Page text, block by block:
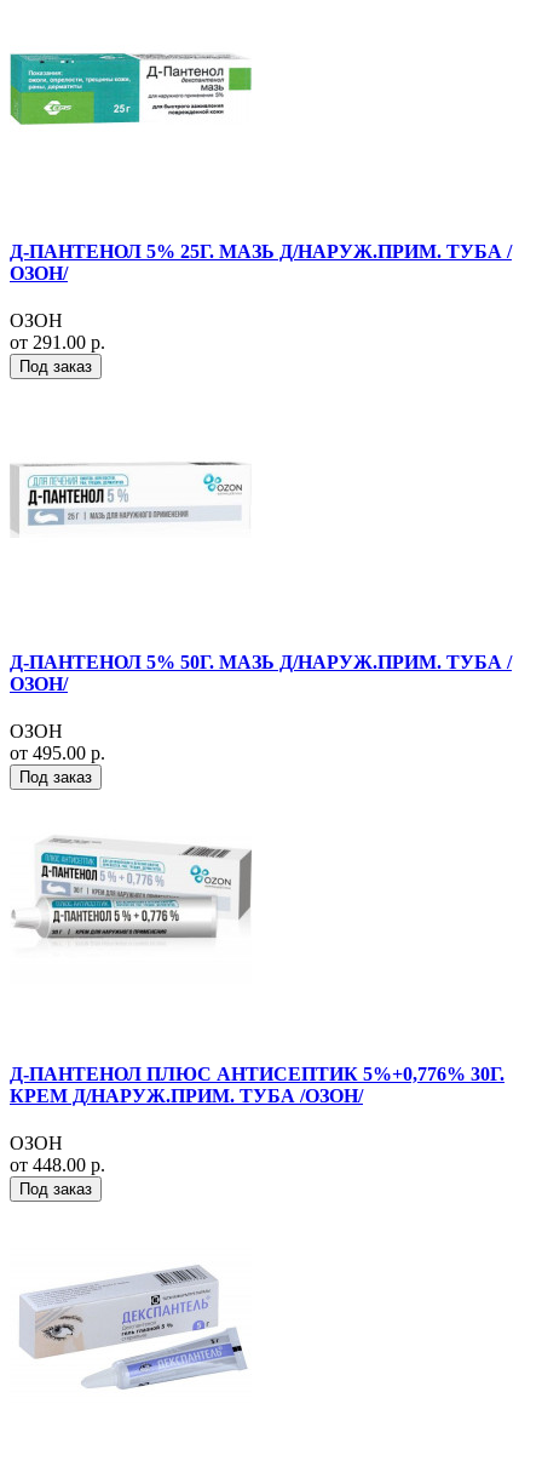
Д-ПАНТЕНОЛ 5% 25Г. МАЗЬ Д/НАРУЖ.ПРИМ. ТУБА /
ОЗОН/
ОЗОН
от 291.00 р.
Под заказ
Д-ПАНТЕНОЛ 5% 50Г. МАЗЬ Д/НАРУЖ.ПРИМ. ТУБА /
ОЗОН/
ОЗОН
от 495.00 р.
Под заказ
Д-ПАНТЕНОЛ ПЛЮС АНТИСЕПТИК 5%+0,776% 30Г.
КРЕМ Д/НАРУЖ.ПРИМ. ТУБА /ОЗОН/
ОЗОН
от 448.00 р.
Под заказ